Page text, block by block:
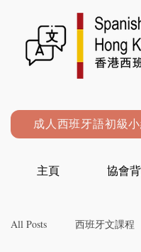
成人西班牙語初級
主頁 協會
All Posts 西班牙文課程